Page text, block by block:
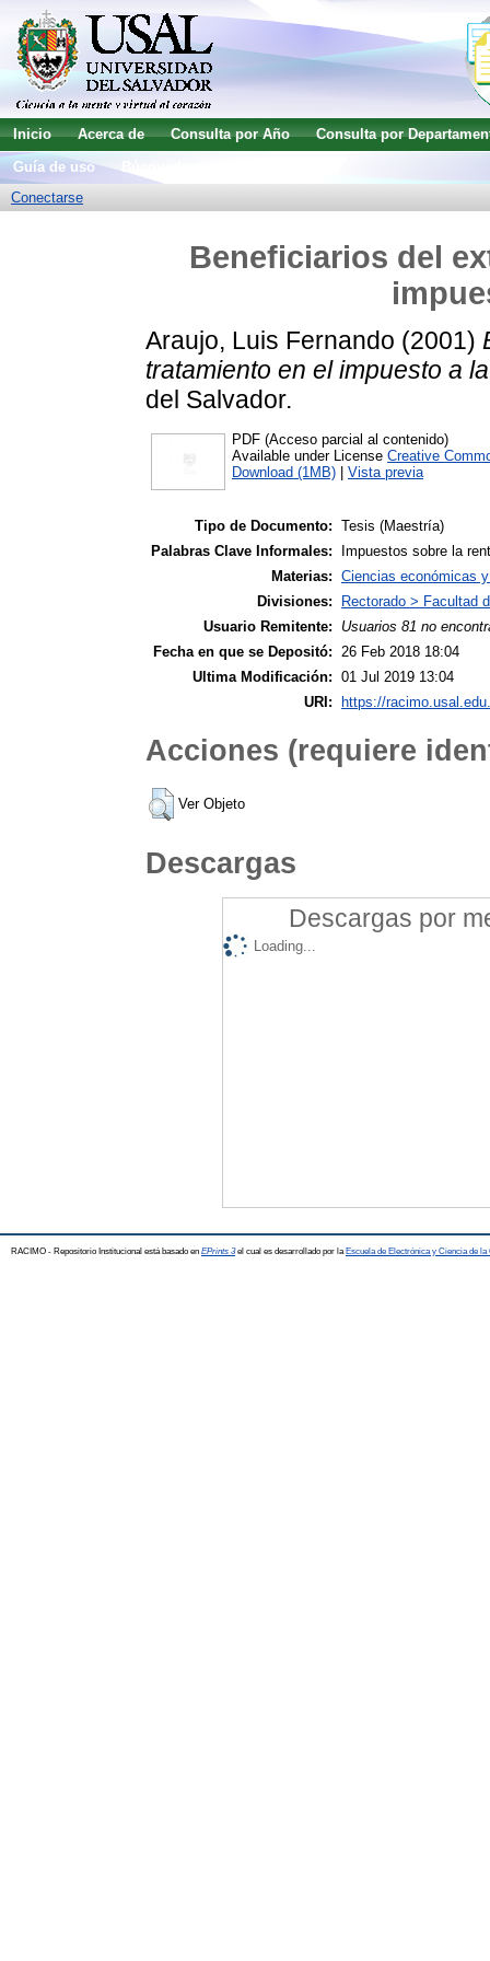
Inicio Acerca de Consulta por Año
Consulta por
Guía de uso
Conectarse
Beneficiarios del
Araujo, Luis Fernando (2001)
tratamiento en el impuesto a
del Salvador.
PDF (Acceso parcial al contenido)
Available under License Creative
Download (1MB)
Vista previa
Tipo de Documento: Tesis (Maestría)
Palabras Clave Informales:
Impuestos sobre la
Materias: Ciencias económicas
Divisiones:
Rectorado > Facultad
Usuario Remitente:
Usuarios 81 no
Fecha en que se Depositó: 26 Feb 2018 18:04
Ultima Modificación: 01 Jul 2019 13:04
URI:
https://
Acciones (requiere
Ver Objeto
Descargas
Descargas por
Loading...
RACIMO - Repositorio Institucional está basado en EPrints 3el cual es desarrollado por la Escuela de Electrónica y Ciencia de la